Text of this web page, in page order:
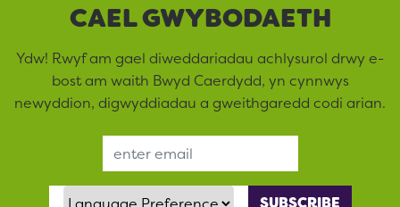
CAEL GWYBODAETH
Ydw! Rwyf am gael diweddariadau achlysurol drwy e-
bost am waith Bwyd Caerdydd, yn cynnwys
newyddion, digwyddiadau a gweithgaredd codi arian.
Language Preference